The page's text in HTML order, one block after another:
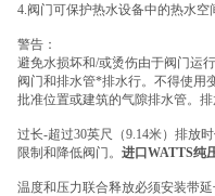
4.阀门可保护热水设备中的热水空
警告：
避免水损坏和/或烫伤由于阀门运
阀门和排水管*排水行。不得使用
批准位置或建筑的气隙排水管。
过长-超过30英尺（9.14米）排放
限制和降低阀门。 进口WATTS纯
温度和压力联合释放必须安装带